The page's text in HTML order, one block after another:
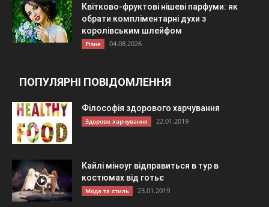
Квітково-фруктові нішеві парфуми: як
обрати компліментарні духи з
королівським шлейфом
Різне 04.08.2026
ПОПУЛЯРНІ ПОВІДОМЛЕННЯ
Філософія здорового харчування
Здорове харчування 22.01.2019
Кайлі міноуг відправиться в тур в
костюмах від готьє
Мода та стиль 23.01.2019